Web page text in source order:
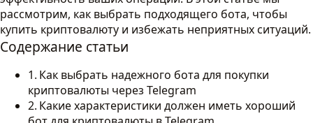
рассмотрим, как выбрать подходящего бота, чтобы
купить криптовалюту и избежать неприятных ситуаций.
Содержание статьи
Как выбрать надежного бота для покупки
криптовалюты через Telegram
Какие характеристики должен иметь хороший